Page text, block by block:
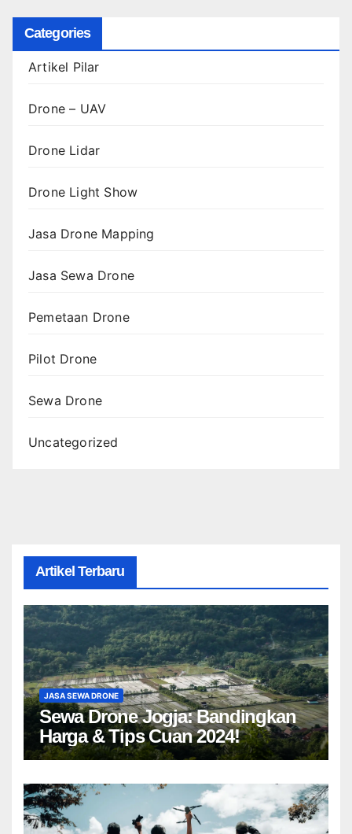
Categories
Artikel Pilar
Drone – UAV
Drone Lidar
Drone Light Show
Jasa Drone Mapping
Jasa Sewa Drone
Pemetaan Drone
Pilot Drone
Sewa Drone
Uncategorized
Artikel Terbaru
JASA SEWA DRONE
Sewa Drone Jogja: Bandingkan
Harga & Tips Cuan 2024!